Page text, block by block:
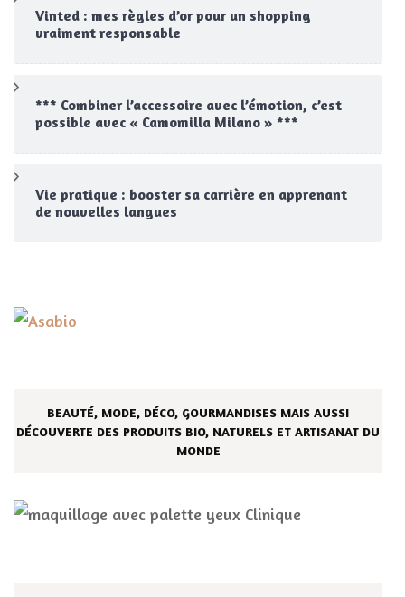
Vinted : mes règles d’or pour un shopping
vraiment responsable
*** Combiner l’accessoire avec l’émotion, c’est
possible avec « Camomilla Milano » ***
Vie pratique : booster sa carrière en apprenant
de nouvelles langues
BEAUTÉ, MODE, DÉCO, GOURMANDISES MAIS AUSSI
DÉCOUVERTE DES PRODUITS BIO, NATURELS ET ARTISANAT DU
MONDE